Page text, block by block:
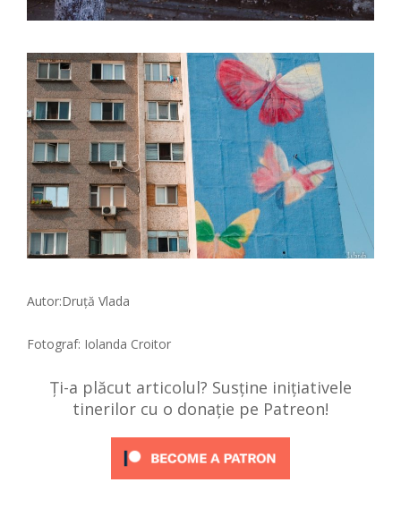
Autor:Druţă Vlada
Fotograf: Iolanda Croitor
Ți-a plăcut articolul? Susține inițiativele
tinerilor cu o donație pe Patreon!